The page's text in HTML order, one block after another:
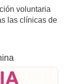
voluntaria
las clínicas de